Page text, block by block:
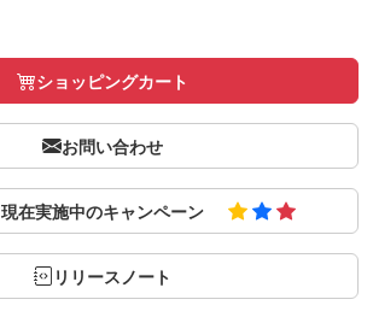
ショッピングカート
お問い合わせ
現在実施中のキャンペーン
リリースノート